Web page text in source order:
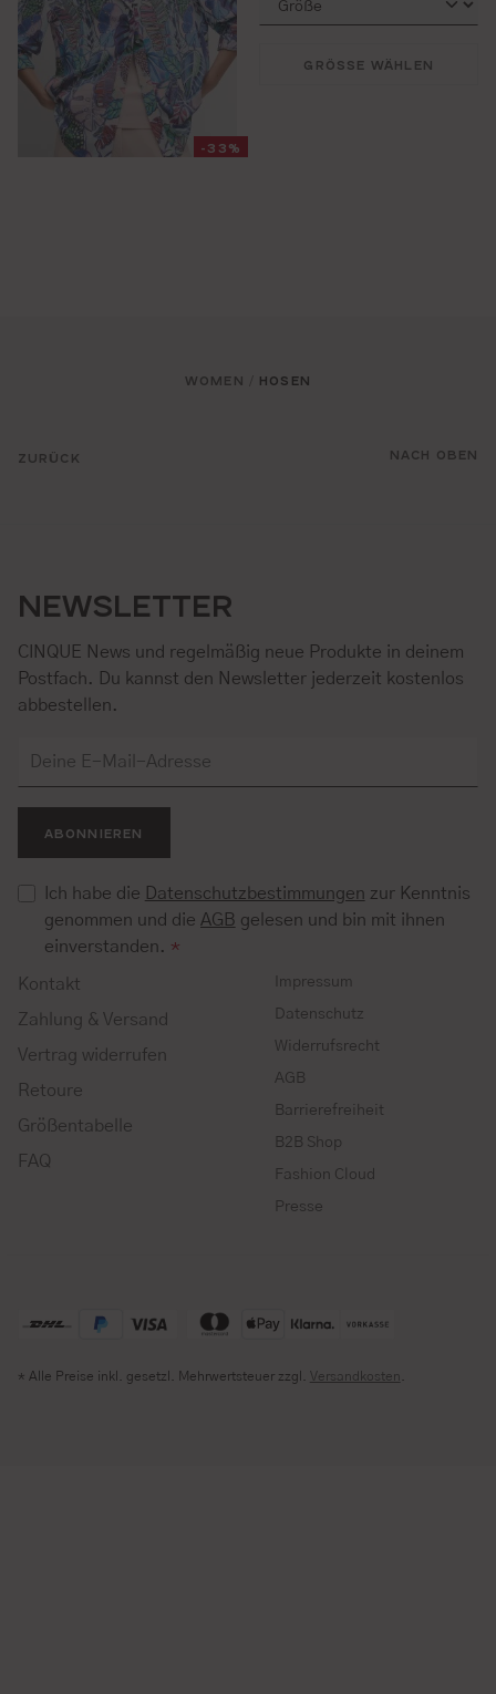
-33%
GRÖSSE WÄHLEN
ZURÜCK
WOMEN HOSEN
NACH OBEN
NEWSLETTER
CINQUE News und regelmäßig neue Produkte in deinem
Postfach. Du kannst den Newsletter jederzeit kostenlos
abbestellen.
ABONNIEREN
Ich habe die Datenschutzbestimmungen zur Kenntnis
genommen und die AGB gelesen und bin mit ihnen
einverstanden. *
Kontakt
Zahlung & Versand
Vertrag widerrufen
Retoure
Größentabelle
FAQ
Impressum
Datenschutz
Widerrufsrecht
AGB
Barrierefreiheit
B2B Shop
Fashion Cloud
Presse
* Alle Preise inkl. gesetzl. Mehrwertsteuer zzgl. Versandkosten